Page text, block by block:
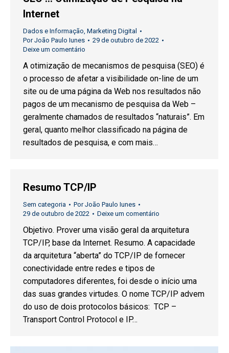
Internet
Dados e Informação, Marketing Digital
PorJoão Paulo Iunes
29 de outubro de 2022
Deixe um comentário
A otimização de mecanismos de pesquisa (SEO) é
o processo de afetar a visibilidade on-line de um
site ou de uma página da Web nos resultados não
pagos de um mecanismo de pesquisa da Web –
geralmente chamados de resultados “naturais”. Em
geral, quanto melhor classificado na página de
resultados de pesquisa, e com mais…
Resumo TCP/IP
Sem categoria PorJoão Paulo Iunes
29 de outubro de 2022
Deixe um comentário
Objetivo. Prover uma visão geral da arquitetura
TCP/IP, base da Internet. Resumo. A capacidade
da arquitetura “aberta” do TCP/IP de fornecer
conectividade entre redes e tipos de
computadores diferentes, foi desde o início uma
das suas grandes virtudes. O nome TCP/IP advem
do uso de dois protocolos básicos: TCP –
Transport Control Protocol e IP…